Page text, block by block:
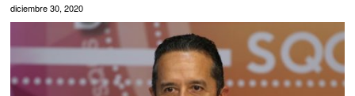
diciembre 30, 2020